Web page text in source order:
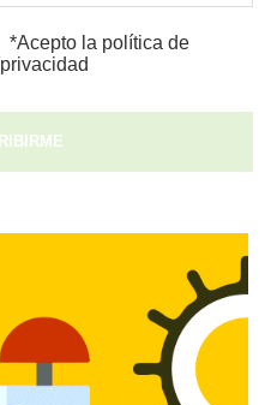
*Acepto la política de
privacidad